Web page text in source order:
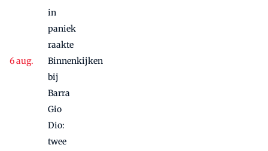
in
paniek
raakte
Binnenkijken
bij
Barra
Gio
Dio:
twee